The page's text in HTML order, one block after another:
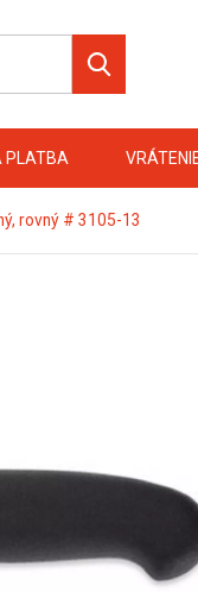
PLATBA
rovný # 3105-13